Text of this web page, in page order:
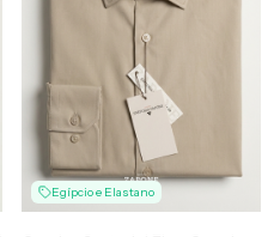
Egípcio e Elastano